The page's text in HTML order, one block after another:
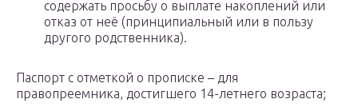
содержать просьбу о выплате накоплений или
отказ от неё (принципиальный или в пользу
другого родственника).
Паспорт с отметкой о прописке – для
правопреемника, достигшего 14-летнего возраста;